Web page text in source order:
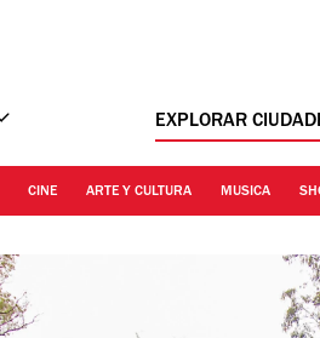
EXPLORAR
CINE ARTE Y CULTURA MUSICA